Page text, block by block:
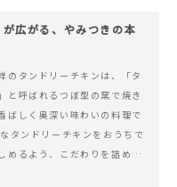
広がる、やみつきの本
のタンドリーチキンは、「タ
と呼ばれるつぼ型の窯で焼き
ばしく奥深い味わいの料理で
タンドリーチキンをおうちで
めるよう、こだわりを詰め込
ました。 様々なシーンでお召